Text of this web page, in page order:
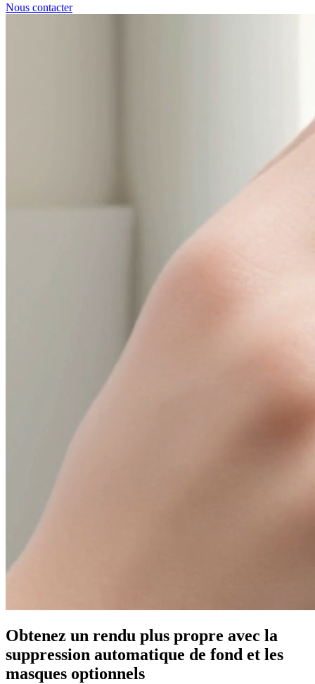
Nous contacter
Obtenez un rendu plus propre avec la
suppression automatique de fond et les
masques optionnels